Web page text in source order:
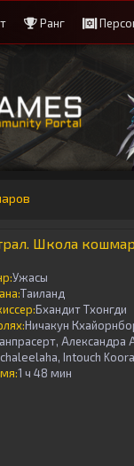
Ранг
Школа
Ужасы
Таиланд
Бхандит Тхонгди
Ничакун
Александра
Intouch
1 ч 48 мин